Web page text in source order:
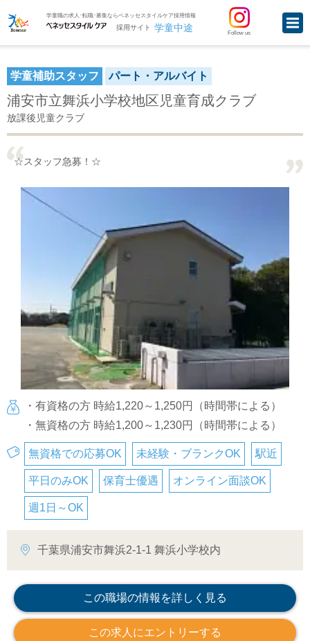
学童職の求人･転職･募集ならベネッセスタイルケア採用情報
採用サイト 学童中途 Follow us
学童補助スタッフ パート・アルバイト
浦安市立舞浜小学校地区児童育成クラブ
放課後児童クラブ
☆スタッフ急募！☆
・有資格の方 時給1,220～1,250円（時間帯による）
・無資格の方 時給1,200～1,230円（時間帯による）
無資格での応募OK 未経験・ブランクOK 駅近
平日のみOK 保育士優遇 オンライン面談OK
週1日～OK
千葉県浦安市舞浜2-1-1 舞浜小学校内
この職場の情報を詳しく見る
この求人にエントリーする